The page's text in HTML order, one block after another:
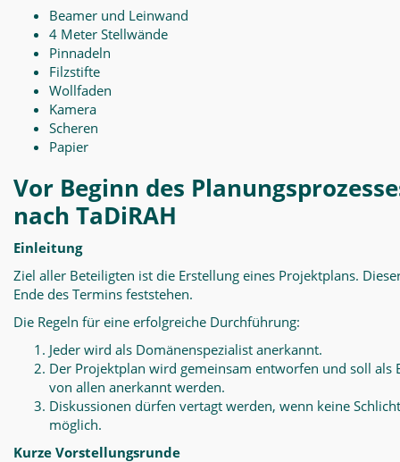
Beamer und Leinwand
4 Meter Stellwände
Pinnadeln
Filzstifte
Wollfaden
Kamera
Scheren
Papier
Vor Beginn des
nach TaDiRAH
Einleitung
Ziel aller Beteiligten ist die Erstellung eines Projektplans.
Ende des Termins feststehen.
Die Regeln für eine erfolgreiche Durchführung:
Jeder wird als Domänenspezialist anerkannt.
Der Projektplan wird gemeinsam entworfen und soll als
von allen anerkannt werden.
Diskussionen dürfen vertagt werden, wenn keine
möglich.
Kurze Vorstellungsrunde